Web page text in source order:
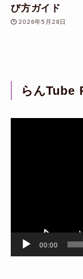
び方ガイド
2026年5月28日
らんTube
00:00